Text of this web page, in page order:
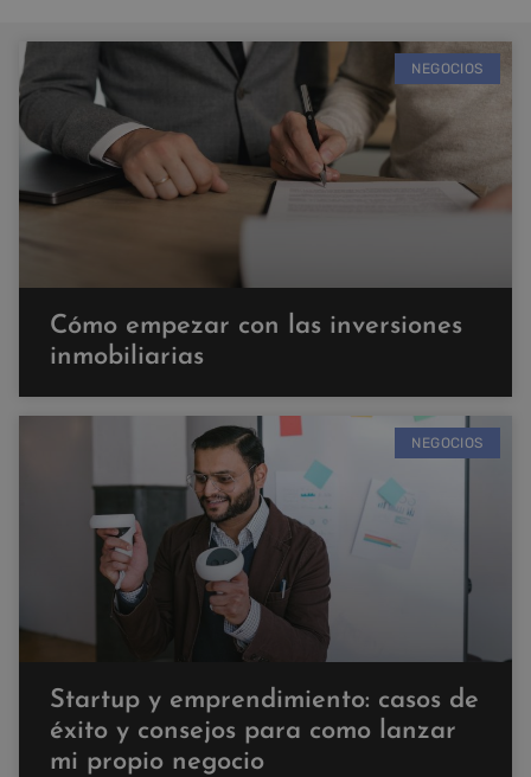
NEGOCIOS
Cómo empezar con las inversiones
inmobiliarias
NEGOCIOS
Startup y emprendimiento: casos de
éxito y consejos para como lanzar
mi propio negocio